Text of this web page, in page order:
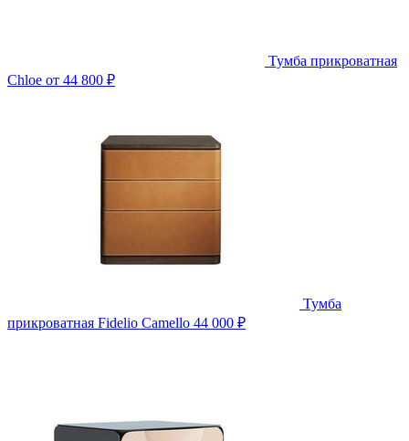
Тумба прикроватная
Chloe от 44 800 ₽
Тумба
прикроватная Fidelio Camello 44 000 ₽